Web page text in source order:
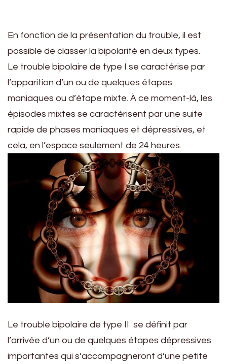
En fonction de la présentation du trouble, il est
possible de classer la bipolarité en deux types.
Le trouble bipolaire de type I se caractérise par
l’apparition d’un ou de quelques étapes
maniaques ou d’étape mixte. À ce moment-là, les
épisodes mixtes se caractérisent par une suite
rapide de phases maniaques et dépressives, et
cela, en l’espace seulement de 24 heures.
Le trouble bipolaire de type II se définit par
l’arrivée d’un ou de quelques étapes dépressives
importantes qui s’accompagneront d’une petite